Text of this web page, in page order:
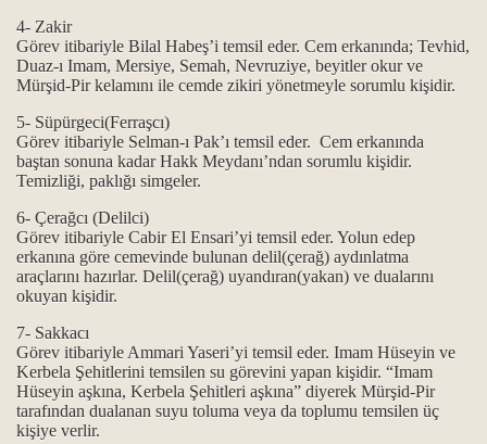
4- Zakir
Görev itibariyle Bilal Habeş’i temsil eder. Cem erkanında; Tevhid,
Duaz-ı Imam, Mersiye, Semah, Nevruziye, beyitler okur ve
Mürşid-Pir kelamını ile cemde zikiri yönetmeyle sorumlu kişidir.
5- Süpürgeci(Ferraşcı)
Görev itibariyle Selman-ı Pak’ı temsil eder. Cem erkanında
baştan sonuna kadar Hakk Meydanı’ndan sorumlu kişidir.
Temizliği, paklığı simgeler.
6- Çerağcı (Delilci)
Görev itibariyle Cabir El Ensari’yi temsil eder. Yolun edep
erkanına göre cemevinde bulunan delil(çerağ) aydınlatma
araçlarını hazırlar. Delil(çerağ) uyandıran(yakan) ve dualarını
okuyan kişidir.
7- Sakkacı
Görev itibariyle Ammari Yaseri’yi temsil eder. Imam Hüseyin ve
Kerbela Şehitlerini temsilen su görevini yapan kişidir. “Imam
Hüseyin aşkına, Kerbela Şehitleri aşkına” diyerek Mürşid-Pir
tarafından dualanan suyu toluma veya da toplumu temsilen üç
kişiye verlir.
ol ilkeleri.
Helalihoş olsun der?
Allah der?
boyutu…